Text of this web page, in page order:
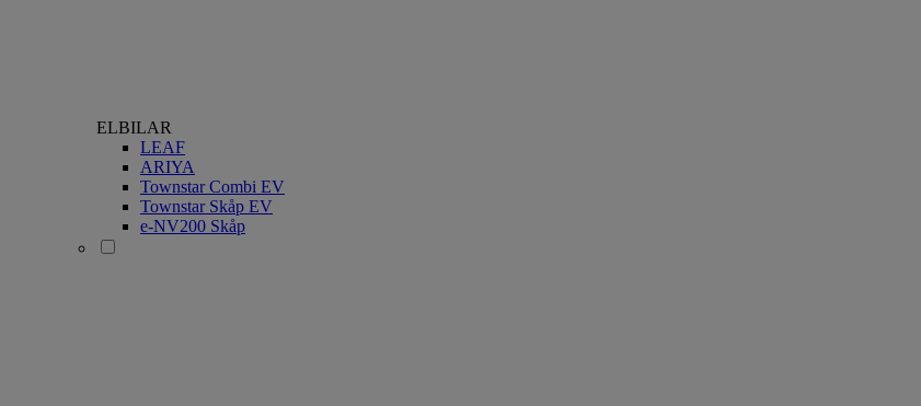
ELBILAR
LEAF
ARIYA
Townstar Combi EV
Townstar Skåp EV
e-NV200 Skåp